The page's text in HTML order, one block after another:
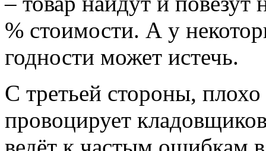
% стоимости. А у
годности может истечь.
С третьей стороны,
провоцирует